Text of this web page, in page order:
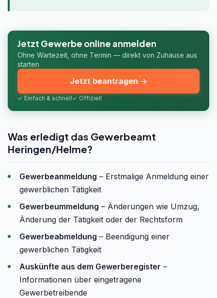
Jetzt Gewerbe online anmelden
Ohne Wartezeit, ohne Termin — direkt von Zuhause aus
starten
✓ Einfach & schnell✓ Offiziell
Jetzt beantragen →
Was erledigt das Gewerbeamt
Heringen/Helme?
Gewerbeanmeldung – Erstmalige Anmeldung einer
gewerblichen Tätigkeit
Gewerbeummeldung – Änderungen wie Umzug,
Änderung der Tätigkeit oder der Rechtsform
Gewerbeabmeldung – Beendigung einer
gewerblichen Tätigkeit
Auskünfte aus dem Gewerberegister –
Informationen über eingetragene
Gewerbetreibende